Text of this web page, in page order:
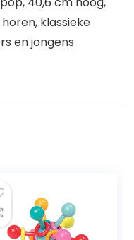
klassieke
en jongens